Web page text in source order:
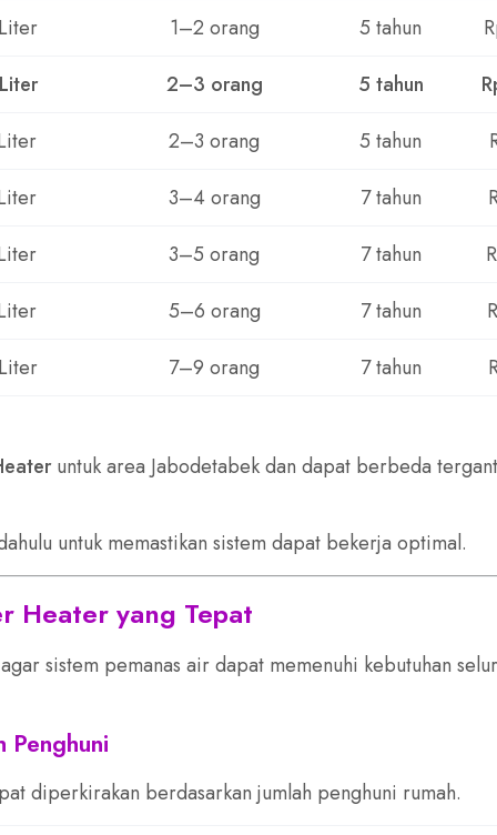
1–2 orang 5 tahun
2–3 orang 5 tahun
2–3 orang 5 tahun
3–4 orang 7 tahun
3–5 orang 7 tahun
5–6 orang 7 tahun
7–9 orang 7 tahun
untuk area Jabodetabek dan dapat berbeda
untuk memastikan sistem dapat bekerja optimal.
Heater yang Tepat
sistem pemanas air dapat memenuhi kebutuhan
Penghuni
diperkirakan berdasarkan jumlah penghuni rumah.